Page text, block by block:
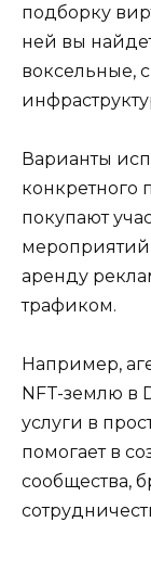
подборку
ней вы
воксельные,
Варианты
конкретного
покупают
аренду
трафиком.
Например,
NFT-землю в
услуги в
помогает в
сообщества,